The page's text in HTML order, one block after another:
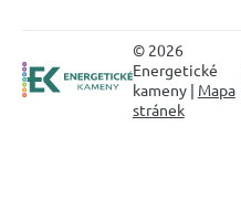
© 2026
Energetické
kameny | Mapa
stránek